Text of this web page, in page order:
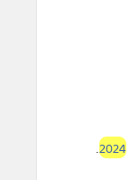
2024
.